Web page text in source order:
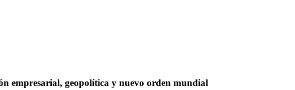
empresarial, geopolítica y nuevo orden mundial